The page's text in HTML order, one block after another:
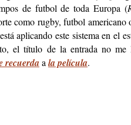
de futbol de toda Europa (
como rugby, futbol
aplicando este sistema en el
el título de la entrada no
recuerdaa la película.